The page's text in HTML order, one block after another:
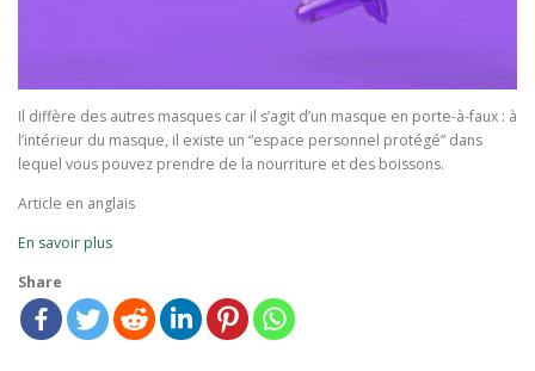
Il diffère des autres masques car il s’agit d’un masque en porte-à-faux : à
l’intérieur du masque, il existe un “espace personnel protégé” dans
lequel vous pouvez prendre de la nourriture et des boissons.
Article en anglais
En savoir plus
Share